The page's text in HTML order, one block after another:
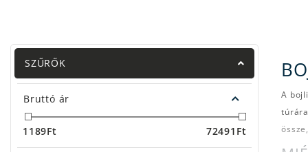
SZŰRŐK
Bruttó ár
1189Ft Ft
72491
A